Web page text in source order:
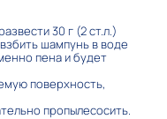
30 г (2 ст.л.)
шампунь в воде
пена и будет
поверхность,
пропылесосить.